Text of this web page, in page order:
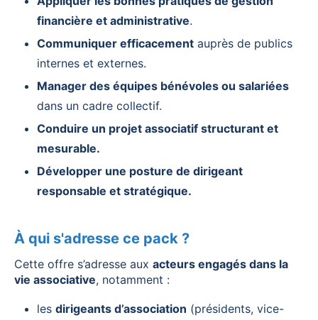
financière et administrative.
Communiquer efficacement auprès de publics
internes et externes.
Manager des équipes bénévoles ou salariées
dans un cadre collectif.
Conduire un projet associatif structurant et
mesurable.
Développer une posture de dirigeant
responsable et stratégique.
À qui s'adresse ce pack ?
Cette offre s’adresse aux acteurs engagés dans la
vie associative, notamment :
les dirigeants d’association (présidents, vice-